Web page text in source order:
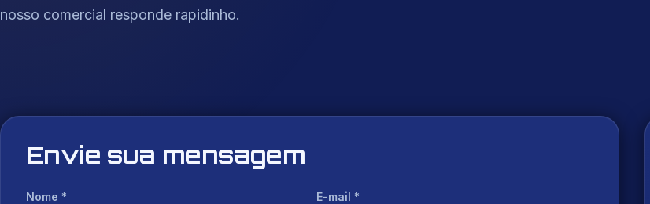
nosso comercial responde rapidinho.
Envie sua mensagem
Nome * E-mail *